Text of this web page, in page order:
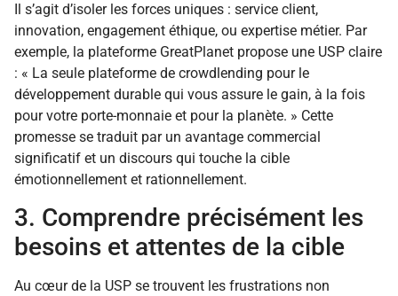
Il s’agit d’isoler les forces uniques : service client,
innovation, engagement éthique, ou expertise métier. Par
exemple, la plateforme GreatPlanet propose une USP claire
: « La seule plateforme de crowdlending pour le
développement durable qui vous assure le gain, à la fois
pour votre porte-monnaie et pour la planète. » Cette
promesse se traduit par un avantage commercial
significatif et un discours qui touche la cible
émotionnellement et rationnellement.
3. Comprendre précisément les
besoins et attentes de la cible
Au cœur de la USP se trouvent les frustrations non